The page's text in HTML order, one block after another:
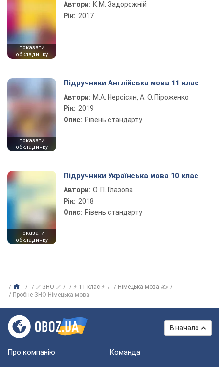
показати
обкладинку
Автори: К.М. Задорожній
Рік: 2017
показати
обкладинку
Підручники Англійська мова 11 клас
Автори: М.А. Нерсісян, А. О. Піроженко
Рік: 2019
Опис: Рівень стандарту
показати
обкладинку
Підручники Українська мова 10 клас
Автори: О. П. Глазова
Рік: 2018
Опис: Рівень стандарту
✅ ЗНО ✅ ⚡ 11 клас ⚡
Німецька мова ✍
Пробне ЗНО Німецька мова
В начало
Про компанію Команда